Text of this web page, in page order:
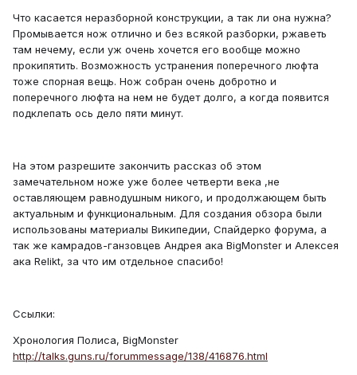
Что касается неразборной конструкции, а так ли она нужна?
Промывается нож отлично и без всякой разборки, ржаветь
там нечему, если уж очень хочется его вообще можно
прокипятить. Возможность устранения поперечного люфта
тоже спорная вещь. Нож собран очень добротно и
поперечного люфта на нем не будет долго, а когда появится
подклепать ось дело пяти минут.
На этом разрешите закончить рассказ об этом
замечательном ноже уже более четверти века ,не
оставляющем равнодушным никого, и продолжающем быть
актуальным и функциональным. Для создания обзора были
использованы материалы Википедии, Спайдерко форума, а
так же камрадов-ганзовцев Андрея ака BigMonster и Алексея
ака Relikt, за что им отдельное спасибо!
Ссылки:
Хронология Полиса, BigMonster
http://talks.guns.ru/forummessage/138/416876.html